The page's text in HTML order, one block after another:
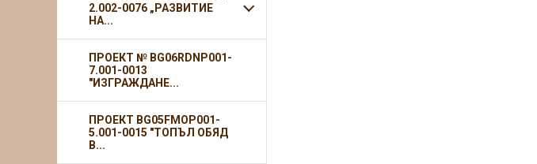
2.002-0076 „РАЗВИТИЕ
НА...
ПРОЕКТ № BG06RDNP001-
7.001-0013
"ИЗГРАЖДАНЕ...
ПРОЕКТ BG05FMOP001-
5.001-0015 "ТОПЪЛ ОБЯД
В...